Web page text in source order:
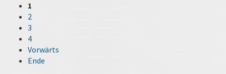
1
2
3
4
Vorwärts
Ende